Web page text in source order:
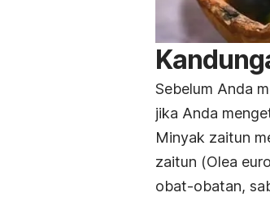
Sebelum Anda
jika Anda
Minyak zaitun
zaitun (Olea
obat-obatan,